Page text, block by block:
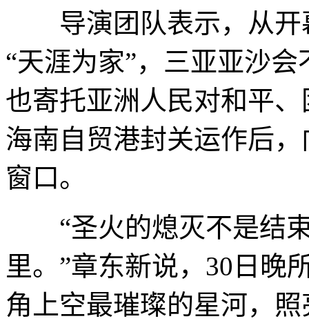
导演团队表示，从开
“天涯为家”，三亚亚沙
也寄托亚洲人民对和平
海南自贸港封关运作后
窗口。
“圣火的熄灭不是结束
里。”章东新说，30日晚
角上空最璀璨的星河，